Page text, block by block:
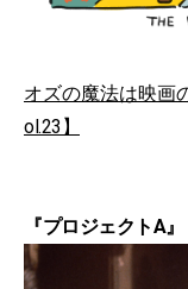
オズの魔法は映画
ol.23】
『プロジェクトA